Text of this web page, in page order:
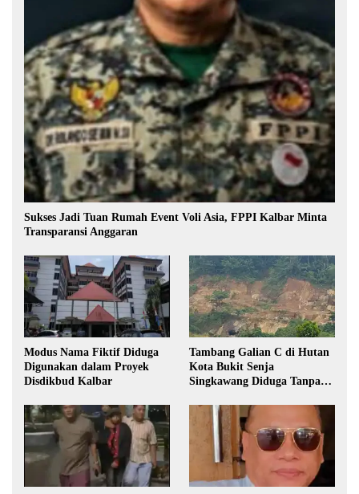
Sukses Jadi Tuan Rumah Event Voli Asia, FPPI Kalbar Minta
Transparansi Anggaran
Modus Nama Fiktif Diduga
Digunakan dalam Proyek
Disdikbud Kalbar
Tambang Galian C di Hutan
Kota Bukit Senja
Singkawang Diduga Tanpa